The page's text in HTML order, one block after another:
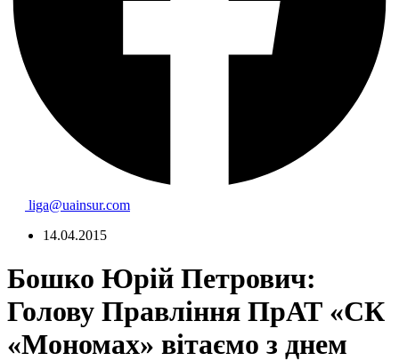
liga@uainsur.com
14.04.2015
Бошко Юрій Петрович:
Голову Правління ПрАТ «СК
«Мономах» вітаємо з днем